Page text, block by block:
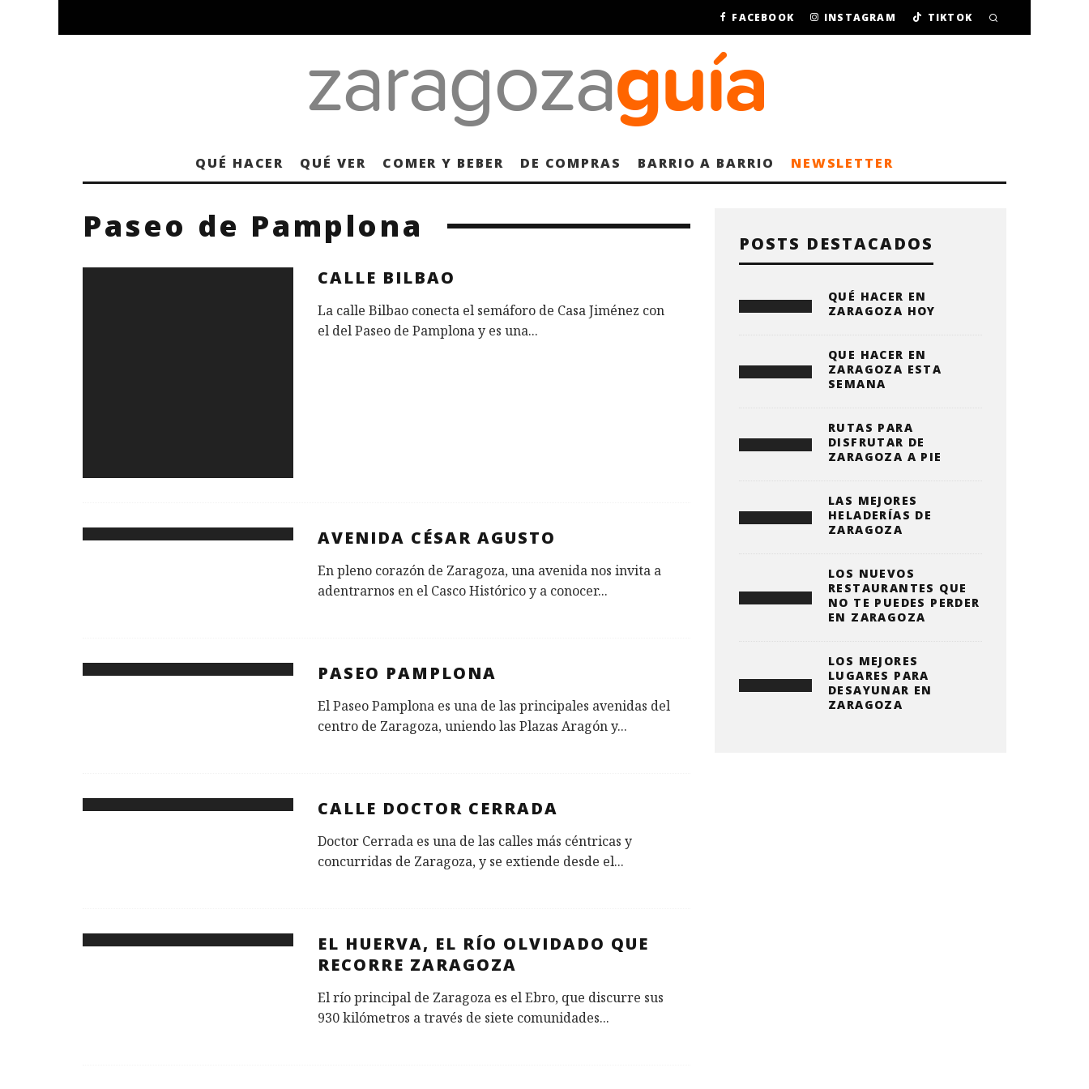
FACEBOOK INSTAGRAM TIKTOK
QUÉ HACER QUÉ VER COMER Y BEBER DE COMPRAS BARRIO A BARRIO NEWSLETTER
Paseo de Pamplona
CALLE BILBAO
La calle Bilbao conecta el semáforo de Casa Jiménez con
el del Paseo de Pamplona y es una...
AVENIDA CÉSAR AGUSTO
En pleno corazón de Zaragoza, una avenida nos invita a
adentrarnos en el Casco Histórico y a conocer...
PASEO PAMPLONA
El Paseo Pamplona es una de las principales avenidas del
centro de Zaragoza, uniendo las Plazas Aragón y...
CALLE DOCTOR CERRADA
Doctor Cerrada es una de las calles más céntricas y
concurridas de Zaragoza, y se extiende desde el...
EL HUERVA, EL RÍO OLVIDADO QUE
RECORRE ZARAGOZA
El río principal de Zaragoza es el Ebro, que discurre sus
930 kilómetros a través de siete comunidades...
POSTS DESTACADOS
QUÉ HACER EN
ZARAGOZA HOY
QUE HACER EN
ZARAGOZA ESTA
SEMANA
RUTAS PARA
DISFRUTAR DE
ZARAGOZA A PIE
LAS MEJORES
HELADERÍAS DE
ZARAGOZA
LOS NUEVOS
RESTAURANTES QUE
NO TE PUEDES PERDER
EN ZARAGOZA
LOS MEJORES
LUGARES PARA
DESAYUNAR EN
ZARAGOZA